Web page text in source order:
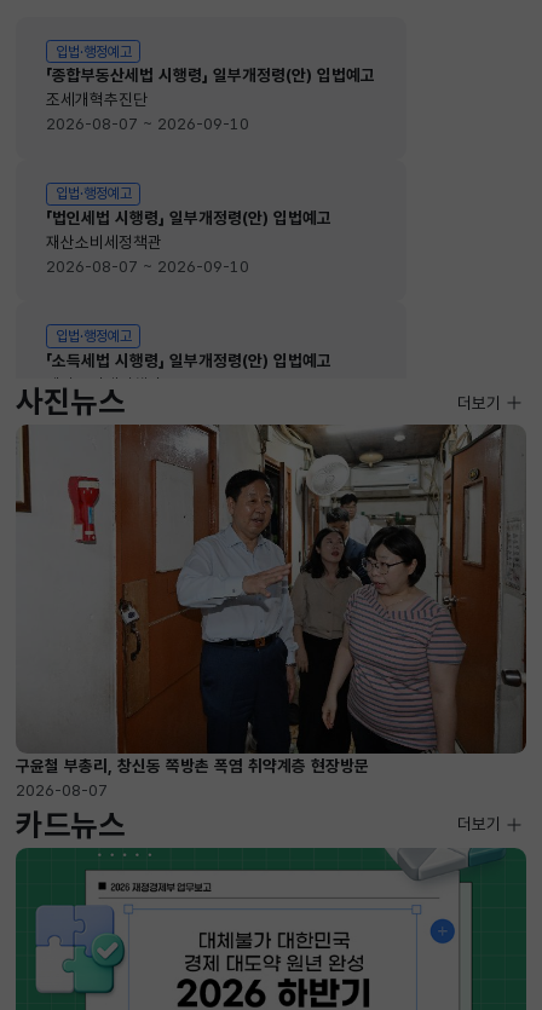
입법·행정예고
입법·행정예고
「종합부동산세법 시행령」 일부개정령(안) 입법예고
조세개혁추진단
2026-08-07 ~ 2026-09-10
입법·행정예고
「법인세법 시행령」 일부개정령(안) 입법예고
재산소비세정책관
2026-08-07 ~ 2026-09-10
입법·행정예고
「소득세법 시행령」 일부개정령(안) 입법예고
재산소비세정책관
2026-08-07 ~ 2026-09-10
사진뉴스
구윤철 부총리, 창신동 쪽방촌 폭염 취약계층 현장방문
2026-08-07
사진뉴스
더보기
카드뉴스 더보기